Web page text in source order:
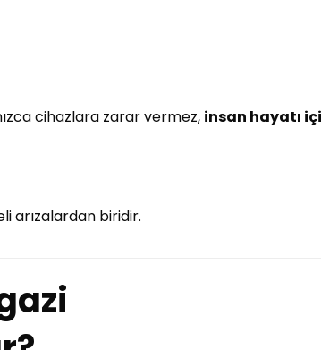
cihazlara zarar vermez, insan hayatı
arızalardan biridir.